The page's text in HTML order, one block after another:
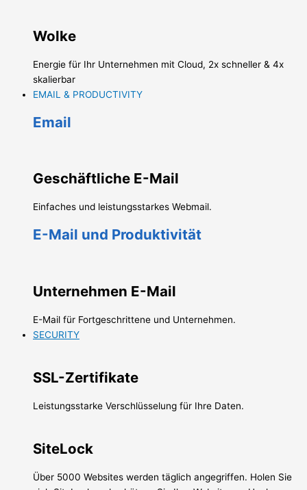
Wolke
Energie für Ihr Unternehmen mit Cloud, 2x schneller & 4x
skalierbar
EMAIL & PRODUCTIVITY
Email
Geschäftliche E-Mail
Einfaches und leistungsstarkes Webmail.
E-Mail und Produktivität
Unternehmen E-Mail
E-Mail für Fortgeschrittene und Unternehmen.
SECURITY
SSL-Zertifikate
Leistungsstarke Verschlüsselung für Ihre Daten.
SiteLock
Über 5000 Websites werden täglich angegriffen. Holen Sie